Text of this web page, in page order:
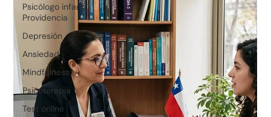
Psicólogo infantil
Providencia
Depresión
Ansiedad
Mindfulness
Psicoterapia
Test online